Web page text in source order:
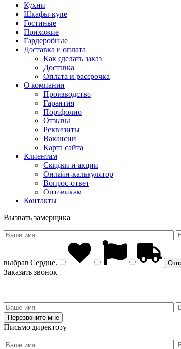
Кухни
Шкафы-купе
Гостиные
Прихожие
Гардеробные
Доставка и оплата
Как сделать заказ
Доставка
Оплата и рассрочка
О компании
Производство
Гарантия
Портфолио
Отзывы
Реквизиты
Вакансии
Карта сайта
Клиентам
Скидки и акции
Онлайн-калькулятор
Вопрос-ответ
Оптовикам
Контакты
Вызвать замерщика
выбрав Сердце.
Заказать звонок
Письмо директору